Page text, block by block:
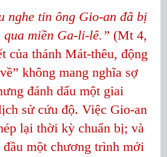
nghe tin ông Gio-an đã bị
miền Ga-li-lê.” (Mt 4,
của thánh Mát-thêu, động
không mang nghĩa sợ
đánh dấu một giai
sử cứu độ. Việc Gio-an
lại thời kỳ chuẩn bị; và
đầu một chương trình mới